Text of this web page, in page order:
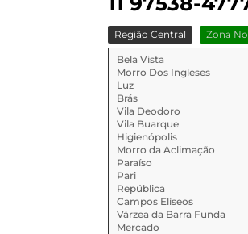
Região Central Zona
Bela Vista
Morro Dos Ingleses
Luz
Brás
Vila Deodoro
Vila Buarque
Higienópolis
Morro da Aclimação
Paraíso
Pari
República
Campos Elíseos
Várzea da Barra Funda
Mercado